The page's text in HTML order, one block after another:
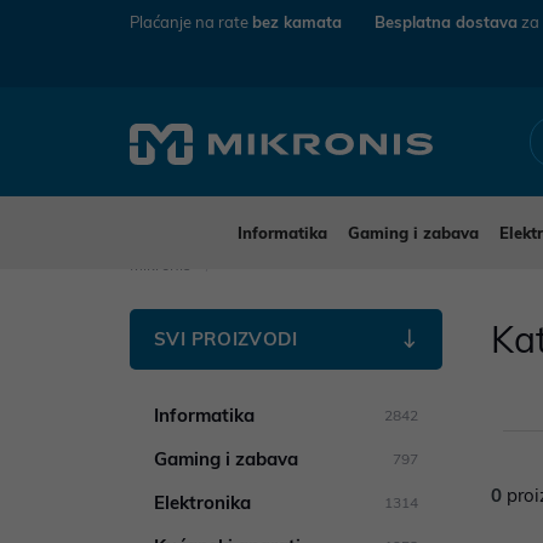
Plaćanje na rate bez kamata Besplatna dostava
Informatika Gaming i zabava
SVI PROIZVODI
Informatika 2842
Gaming i zabava 797
Elektronika 1314 0